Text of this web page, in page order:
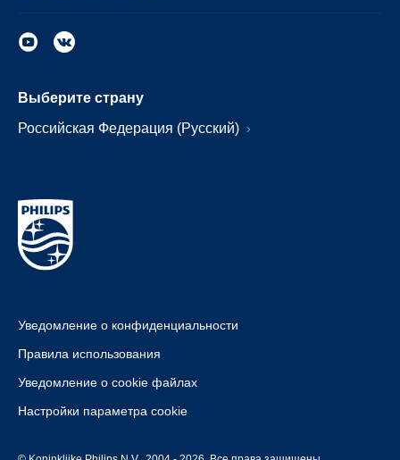
Выберите страну
Российская Федерация (Русский)
Уведомление о конфиденциальности
Правила использования
Уведомление о cookie файлах
Настройки параметра cookie